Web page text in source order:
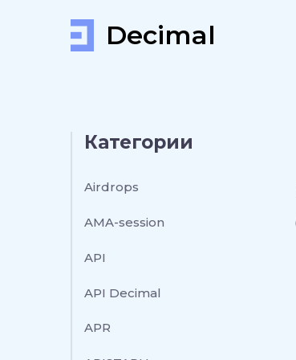
Decimal
Категории
Airdrops
AMA-session
API
API Decimal
APR